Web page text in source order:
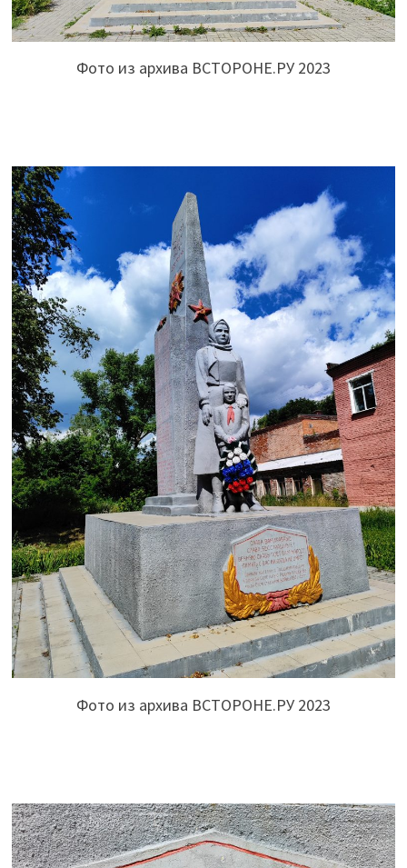
Фото из архива ВСТОРОНЕ.РУ 2023
Фото из архива ВСТОРОНЕ.РУ 2023